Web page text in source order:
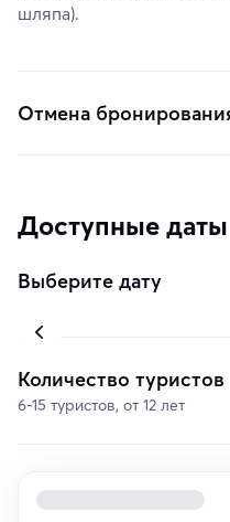
шляпа).
Отмена
Доступные даты
Выберите дату
Количество туристов
6-15 туристов, от 12 лет